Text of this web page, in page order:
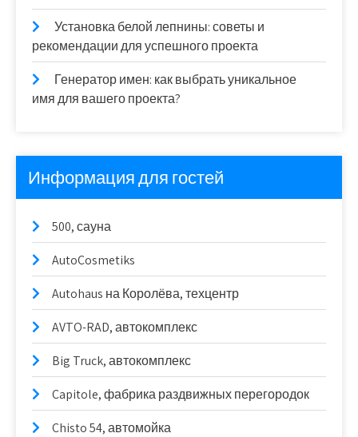
Установка белой лепнины: советы и
рекомендации для успешного проекта
Генератор имен: как выбрать уникальное
имя для вашего проекта?
Информация для гостей
500, сауна
AutoCosmetiks
Autohaus на Королёва, техцентр
AVTO-RAD, автокомплекс
Big Truck, автокомплекс
Capitole, фабрика раздвижных перегородок
Chisto 54, автомойка